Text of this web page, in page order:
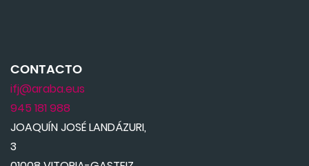
CONTACTO
ifj@araba.eus
945 181 988
JOAQUÍN JOSÉ LANDÁZURI,
3